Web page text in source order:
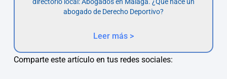
abogado de Derecho Deportivo?
Leer más >
Comparte este artículo en tus redes sociales: